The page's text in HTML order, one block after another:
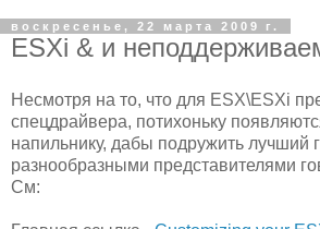
воскресенье, 22 марта 2009 г.
ESXi & и
Несмотря на то, что для ESX\ESXi
спецдрайвера, потихоньку
напильнику, дабы подружить лучший
разнообразными представителями
См: